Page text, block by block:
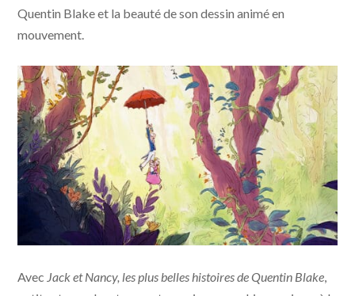
Quentin Blake et la beauté de son dessin animé en
mouvement.
Blake" © Eagle Eye Drama Limited MMXX1V - Little
Avec Jack et Nancy, les plus belles histoires de Quentin Blake